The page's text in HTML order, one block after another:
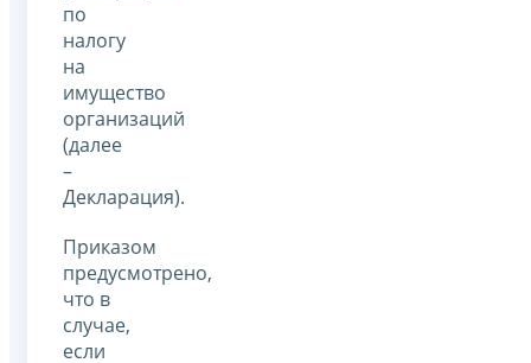
по
налогу
на
имущество
организаций
(далее
–
Декларация).
Приказом
предусмотрено,
что в
случае,
если